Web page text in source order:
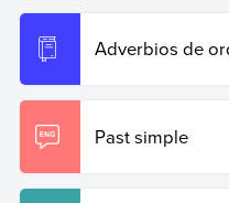
Adverbios de
Past simple